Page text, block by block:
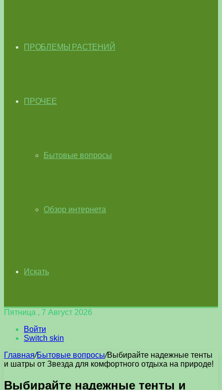
ПРОБЛЕМЫ РАСТЕНИЙ
ПРОЧЕЕ
Бытовые вопросы
Обзор интернета
Искать
Пятница , 7 Август 2026
Войти
Switch skin
Главная/Бытовые вопросы/Выбирайте надежные тенты
и шатры от Звезда для комфортного отдыха на природе!
Выбирайте надежные тенты и